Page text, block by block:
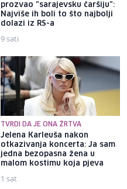
prozvao "sarajevsku čaršiju":
Najviše ih boli to što najbolji
dolazi iz RS-a
9 sati
TVRDI DA JE ONA ŽRTVA
Jelena Karleuša nakon
otkazivanja koncerta: Ja sam
jedna bezopasna žena u
malom kostimu koja pjeva
1 sat